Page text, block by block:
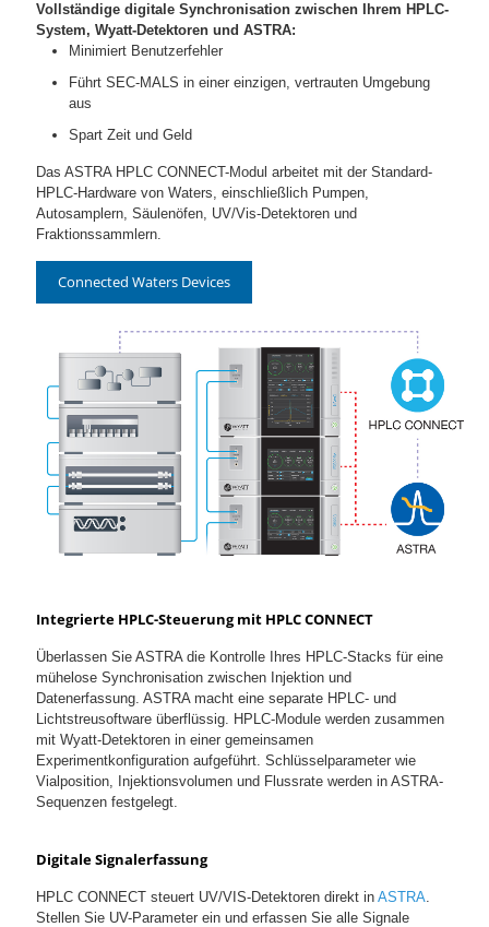
Vollständige digitale Synchronisation zwischen Ihrem HPLC-
System, Wyatt-Detektoren und ASTRA:
Minimiert Benutzerfehler
Führt SEC-MALS in einer einzigen, vertrauten Umgebung
aus
Spart Zeit und Geld
Das ASTRA HPLC CONNECT-Modul arbeitet mit der Standard-
HPLC-Hardware von Waters, einschließlich Pumpen,
Autosamplern, Säulenöfen, UV/Vis-Detektoren und
Fraktionssammlern.
Connected Waters Devices
Integrierte HPLC-Steuerung mit HPLC CONNECT
Überlassen Sie ASTRA die Kontrolle Ihres HPLC-Stacks für eine
mühelose Synchronisation zwischen Injektion und
Datenerfassung. ASTRA macht eine separate HPLC- und
Lichtstreusoftware überflüssig. HPLC-Module werden zusammen
mit Wyatt-Detektoren in einer gemeinsamen
Experimentkonfiguration aufgeführt. Schlüsselparameter wie
Vialposition, Injektionsvolumen und Flussrate werden in ASTRA-
Sequenzen festgelegt.
Digitale Signalerfassung
HPLC CONNECT steuert UV/VIS-Detektoren direkt in ASTRA
Stellen Sie UV-Parameter ein und erfassen Sie alle Signale